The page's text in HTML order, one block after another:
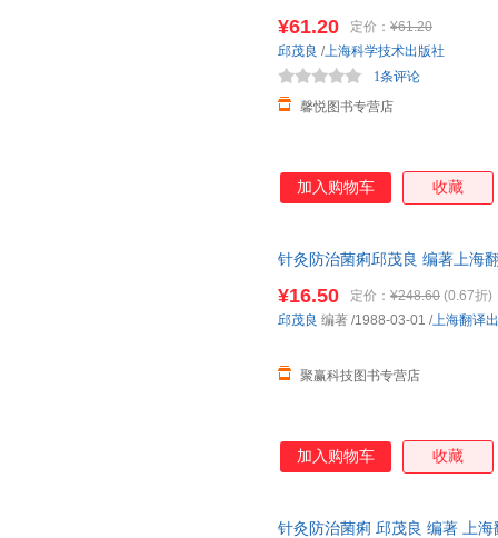
¥61.20 定价： ¥61.20
馨悦图书专营店
1条评论
邱茂良 /上海科学技术出版社
加入购物车 收藏
针灸防治菌痢邱茂良 编著上海
¥16.50 定价： ¥248.60 (0.67折)
聚赢科技图书专营店
邱茂良 编著 /1988-03-01 /上海翻译
加入购物车 收藏
针灸防治菌痢 邱茂良 编著 上